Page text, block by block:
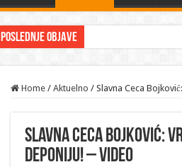
Poslednje objave
Home / Aktuelno / Slavna Ceca
Slavna Ceca Bojković:
deponiju! – VIDEO